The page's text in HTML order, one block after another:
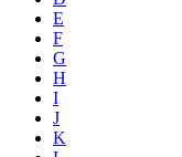
E
F
G
H
I
J
K